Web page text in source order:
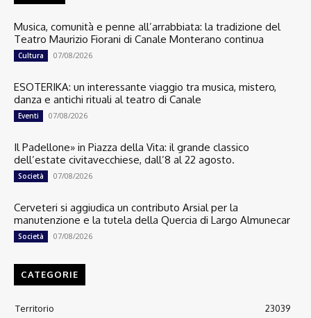
Musica, comunità e penne all’arrabbiata: la tradizione del
Teatro Maurizio Fiorani di Canale Monterano continua
Cultura 07/08/2026
ESOTERIKA: un interessante viaggio tra musica, mistero,
danza e antichi rituali al teatro di Canale
Eventi 07/08/2026
Il Padellone» in Piazza della Vita: il grande classico
dell’estate civitavecchiese, dall’8 al 22 agosto.
Società 07/08/2026
Cerveteri si aggiudica un contributo Arsial per la
manutenzione e la tutela della Quercia di Largo Almunecar
Società 07/08/2026
CATEGORIE
Territorio 23039